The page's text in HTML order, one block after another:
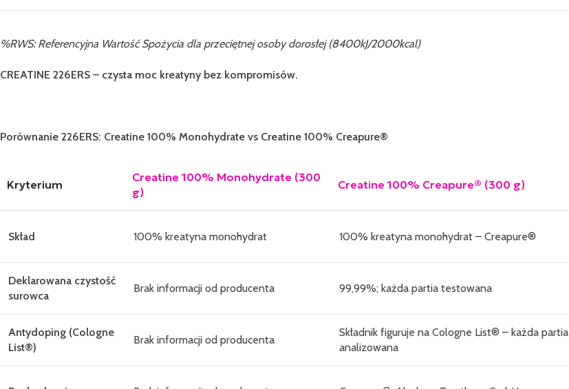
%RWS: Referencyjna Wartość Spożycia dla przeciętnej osoby dorosłej (8400kJ/2000kcal)
CREATINE 226ERS – czysta moc kreatyny bez kompromisów.
Porównanie 226ERS: Creatine 100% Monohydrate vs Creatine 100% Creapure®
Kryterium
Creatine 100% Monohydrate (300
g)
Creatine 100% Creapure® (300 g)
Skład 100% kreatyna monohydrat 100% kreatyna monohydrat – Creapure®
Deklarowana czystość
surowca
Brak informacji od producenta 99,99%; każda partia testowana
Antydoping (Cologne
List®)
Brak informacji od producenta
Składnik figuruje na Cologne List® – każda partia
analizowana